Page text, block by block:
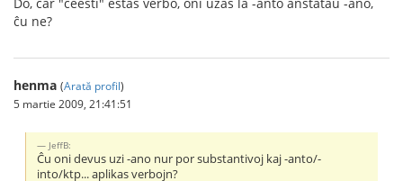
ĉu ne?
henma (Arată profil)
5 martie 2009, 21:41:51
JeffB:
Ĉu oni devus uzi -ano nur por substantivoj kaj -anto/-
into/ktp... aplikas verbojn?